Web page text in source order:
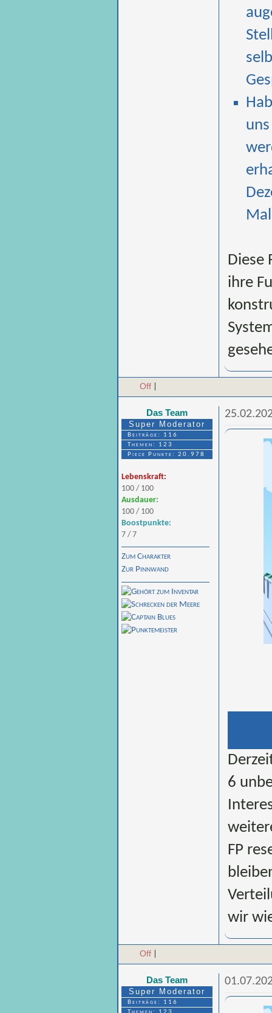
Diese
ihre
Off
Das Team
Super Moderator
Beiträge: 116
Themen: 123
Piece Punkte: 20.978
Lebenskraft:
100 / 100
Ausdauer:
100 / 100
Boostpunkte:
7 / 7
Zum Charakter
Zur Pinnwand
6
FP
wir
Off
Das Team
Super Moderator
Beiträge: 116